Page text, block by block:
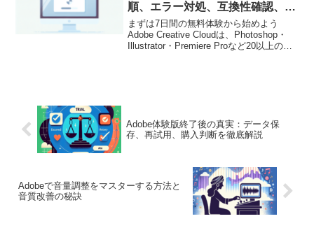
順、エラー対処、互換性確認、設
定、セキュリティ…
まずは7日間の無料体験から始めよう
Adobe Creative Cloudは、Photoshop・
Illustrator・Premiere Proなど20以上のア
Adobe体験版終了後の真実：データ保
存、再試用、購入判断を徹底解説
Adobeで音量調整をマスターする方法と
音質改善の秘訣